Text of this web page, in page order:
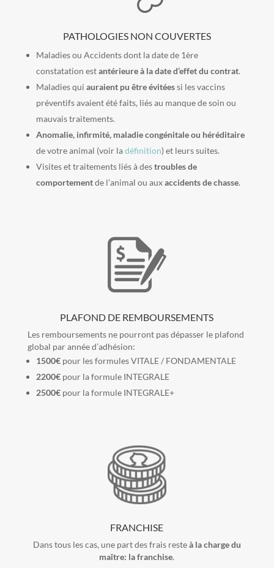
PATHOLOGIES NON COUVERTES
Maladies ou Accidents dont la date de 1ère
constatation estantérieure à la date d’effet du contrat.
Maladies qui auraient pu être évitéessi les vaccins
préventifs avaient été faits, liés au manque de soin ou
mauvais traitements.
Anomalie, infirmité, maladie congénitale ou héréditaire
de votre animal (voir ladéfinition) et leurs suites.
Visites et traitements liés à destroubles de
comportementde l’animal ou auxaccidents de chasse.
PLAFOND DE REMBOURSEMENTS
Les remboursements ne pourront pas dépasser le plafond
global par année d’adhésion:
1500€pour les formules VITALE / FONDAMENTALE
2200€pour la formule INTEGRALE
2500€pour la formule INTEGRALE+
FRANCHISE
Dans tous les cas, une part des frais resteà la charge du
maître: la franchise.